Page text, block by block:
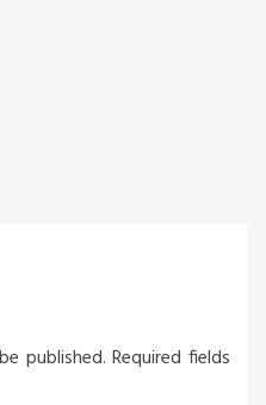
published. Required fields